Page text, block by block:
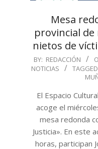
Mesa
provincial
nietos de
2026-
05-
BY: REDACCIÓN
NOTICIAS
El Espacio
acoge el
mesa redonda
Justicia». En este
horas, participan